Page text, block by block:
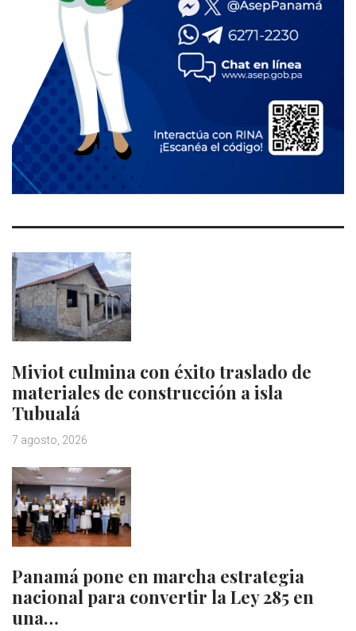
Miviot culmina con éxito traslado de
materiales de construcción a isla
Tubualá
7 agosto, 2026
Panamá pone en marcha estrategia
nacional para convertir la Ley 285 en
una…